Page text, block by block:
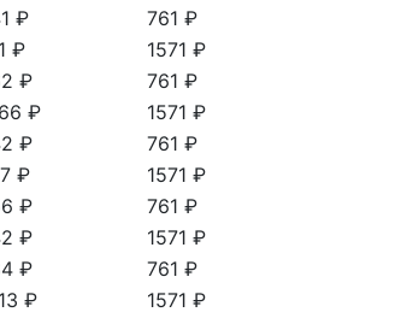
₽
761 ₽
₽
1571 ₽
₽
761 ₽
₽
1571 ₽
₽
761 ₽
₽
1571 ₽
₽
761 ₽
₽
1571 ₽
₽
761 ₽
₽
1571 ₽